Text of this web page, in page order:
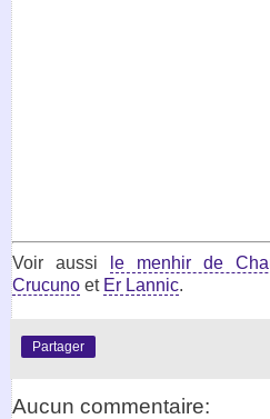
Voir aussi le menhir de
Crucuno et Er Lannic.
Partager
Aucun commentaire: